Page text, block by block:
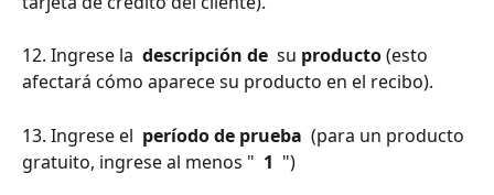
12. Ingrese la descripción de su producto (esto
afectará cómo aparece su producto en el recibo).
13. Ingrese el período de prueba (para un producto
gratuito, ingrese al menos " 1 ")